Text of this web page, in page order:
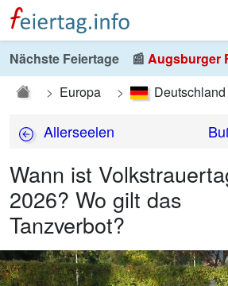
Nächste Feiertage 📰 Augsburger
Europa
Deutschland
Allerseelen
Wann ist
2026? Wo gilt das
Tanzverbot?